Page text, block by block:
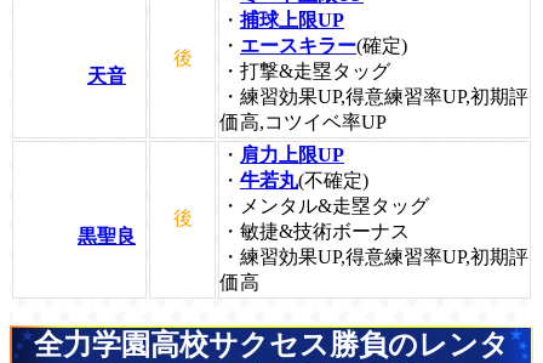
天音
後
・ 捕球上限UP
・ エースキラー(確定)
・打撃&走塁タッグ
・練習効果UP,得意練習率UP,初期評
価高,コツイベ率UP
黒聖良
後
・ 肩力上限UP
・ 牛若丸(不確定)
・メンタル&走塁タッグ
・敏捷&技術ボーナス
・練習効果UP,得意練習率UP,初期評
価高
全力学園高校サクセス勝負のレンタ